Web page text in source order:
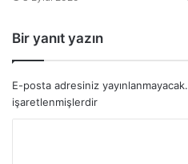
Bir yanıt yazın
E-posta adresiniz yayınlanmayacak.
işaretlenmişlerdir